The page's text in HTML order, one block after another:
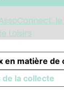
Loisirs
la collecte
en matière de